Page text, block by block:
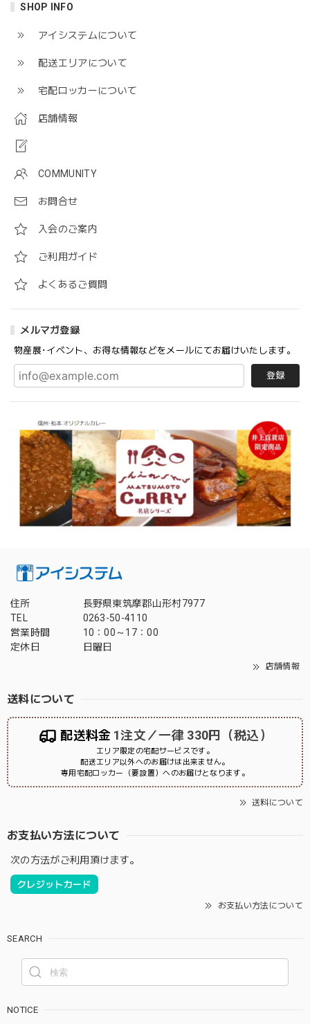
SHOP INFO
アイシステムについて
配送エリアについて
宅配ロッカーについて
店舗情報
COMMUNITY
お問合せ
入会のご案内
ご利用ガイド
よくあるご質問
メルマガ登録
物産展･イベント、お得な情報などをメールにてお届けいたします。
登録
住所
長野県東筑摩郡山形村7977
TEL
0263-50-4110
営業時間
10：00～17：00
定休日
日曜日
店舗情報
送料について
配送料金 1注文／一律 330円（税込）
エリア限定の宅配サービスです。
配送エリア以外へのお届けは出来ません。
専用宅配ロッカー（要設置）へのお届けとなります。
送料について
お支払い方法について
次の方法がご利用頂けます。
クレジットカード
お支払い方法について
SEARCH
NOTICE